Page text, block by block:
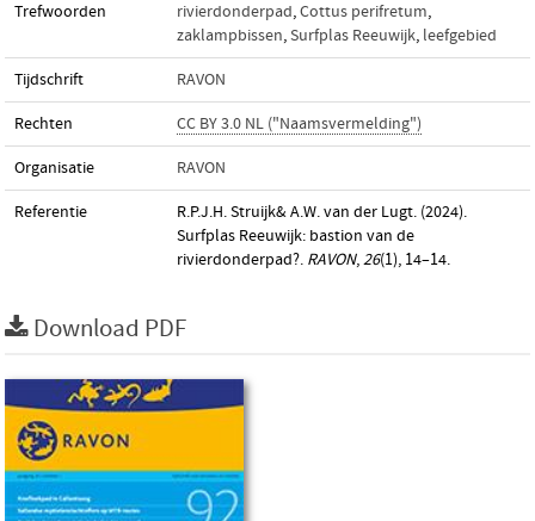
Trefwoorden rivierdonderpad,Cottus perifretum,
zaklampbissen,Surfplas Reeuwijk, leefgebied
Tijdschrift RAVON
Rechten CC BY 3.0 NL ("Naamsvermelding")
Organisatie RAVON
Referentie
R.P.J.H. Struijk& A.W. van der Lugt. (2024).
Surfplas Reeuwijk: bastion van de
rivierdonderpad?. RAVON,26(1), 14–14.
Download PDF